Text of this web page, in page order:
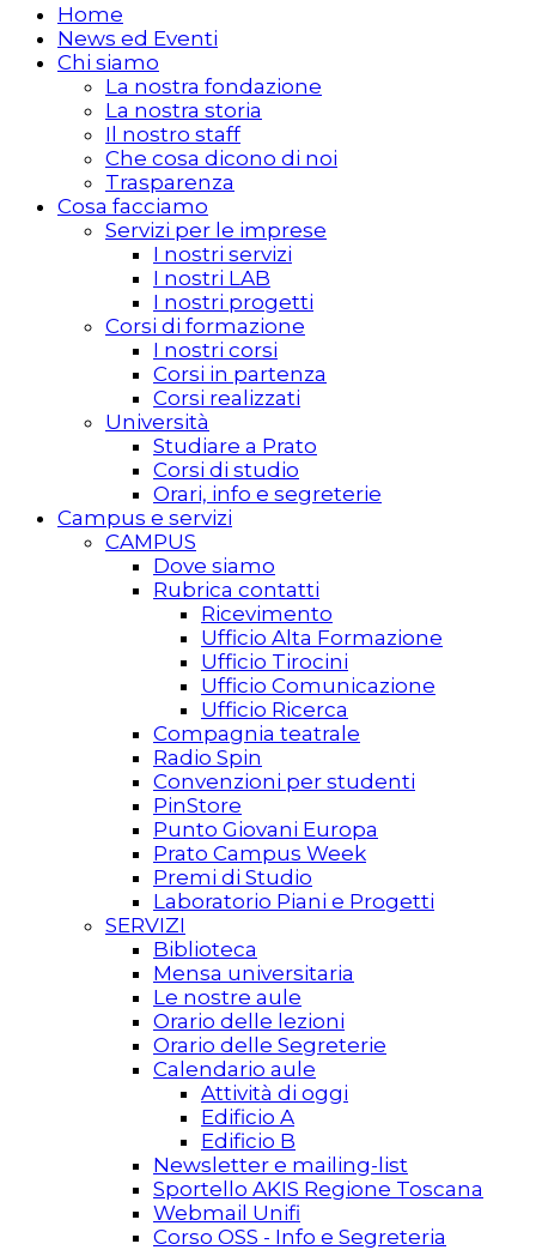
Home
News ed Eventi
Chi siamo
La nostra fondazione
La nostra storia
Il nostro staff
Che cosa dicono di noi
Trasparenza
Cosa facciamo
Servizi per le imprese
I nostri servizi
I nostri LAB
I nostri progetti
Corsi di formazione
I nostri corsi
Corsi in partenza
Corsi realizzati
Università
Studiare a Prato
Corsi di studio
Orari, info e segreterie
Campus e servizi
CAMPUS
Dove siamo
Rubrica contatti
Ricevimento
Ufficio Alta Formazione
Ufficio Tirocini
Ufficio Comunicazione
Ufficio Ricerca
Compagnia teatrale
Radio Spin
Convenzioni per studenti
PinStore
Punto Giovani Europa
Prato Campus Week
Premi di Studio
Laboratorio Piani e Progetti
SERVIZI
Biblioteca
Mensa universitaria
Le nostre aule
Orario delle lezioni
Orario delle Segreterie
Calendario aule
Attività di oggi
Edificio A
Edificio B
Newsletter e mailing-list
Sportello AKIS Regione Toscana
Webmail Unifi
Corso OSS - Info e Segreteria